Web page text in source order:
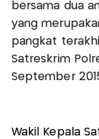
bersama dua
yang
pangkat
Satreskrim
September
Wakil Kepala